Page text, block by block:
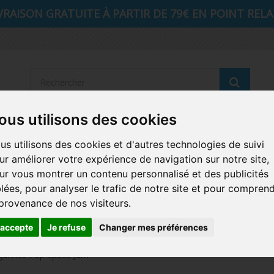
utilisons des cookies
utilisons des cookies et d'autres technologies de suivi
améliorer votre expérience de navigation sur notre site,
vous montrer un contenu personnalisé et des publicités
pour analyser le trafic de notre site et pour
de nos visiteurs.
Je refuse Changer mes préférences
GRATUITE À PARTIR DE 79€ EN POINT
AUTRES COMICS MUSIQUE SPORTS POP
FUNKO HOME FUNKO VINYL SODA RETRO
CARTE A JOUER
Pop Space Jam